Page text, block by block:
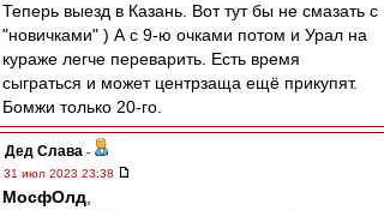
Теперь выезд в Казань. Вот тут бы не смазать с
"новичками" ) А с 9-ю очками потом и Урал на
кураже легче переварить. Есть время
сыграться и может центрзаща ещё прикупят.
Бомжи только 20-го.
Дед Слава -
31 июл 2023 23:38
МосфОлд